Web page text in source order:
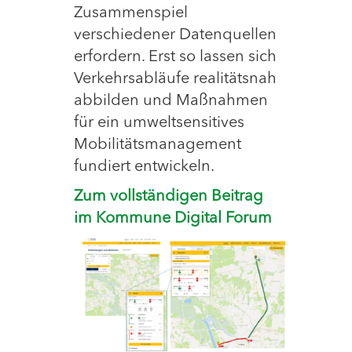
Zusammenspiel
verschiedener Datenquellen
erfordern. Erst so lassen sich
Verkehrsabläufe realitätsnah
abbilden und Maßnahmen
für ein umweltsensitives
Mobilitätsmanagement
fundiert entwickeln.
Zum vollständigen Beitrag
im Kommune Digital Forum